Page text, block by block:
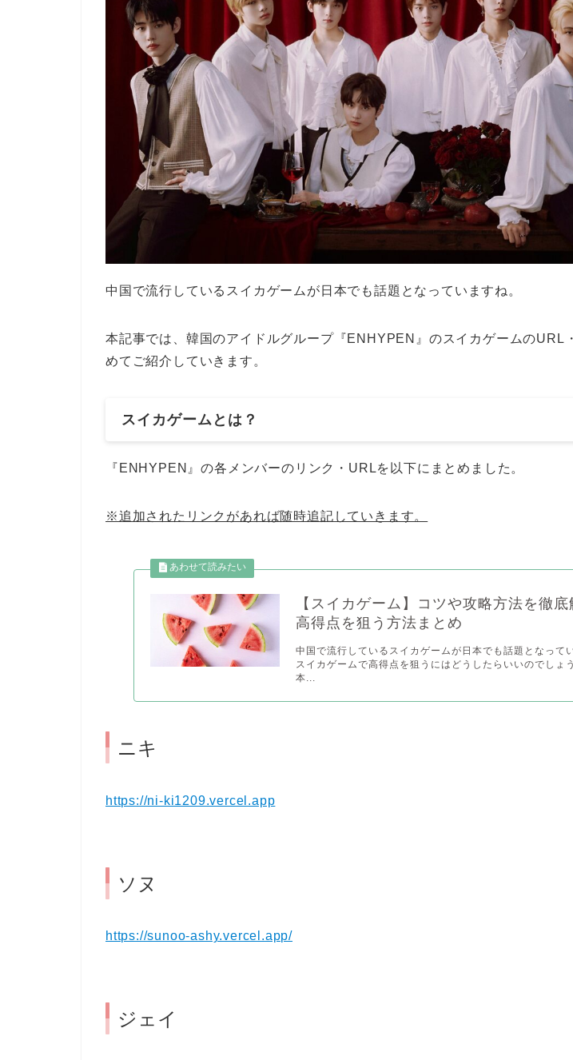
中国で流行しているスイカゲームが日本でも話題となっていますね。
本記事では、韓国のアイドルグループ『ENHYPEN』のスイカゲームのURL
めてご紹介していきます。
スイカゲームとは？
『ENHYPEN』の各メンバーのリンク・URLを以下にまとめました。
※追加されたリンクがあれば随時追記していきます。
【スイカゲーム】コツや攻略方法を徹底
高得点を狙う方法まとめ
中国で流行しているスイカゲームが日本でも話題となって
スイカゲームで高得点を狙うにはどうしたらいいのでしょ
本...
ニキ
https://ni-ki1209.vercel.app
ソヌ
https://sunoo-ashy.vercel.app/
ジェイ